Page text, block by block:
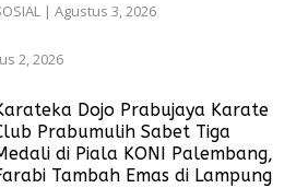
| Agustus 3, 2026
2, 2026
Dojo Prabujaya Karate
Prabumulih Sabet Tiga
di Piala KONI Palembang,
Tambah Emas di Lampung